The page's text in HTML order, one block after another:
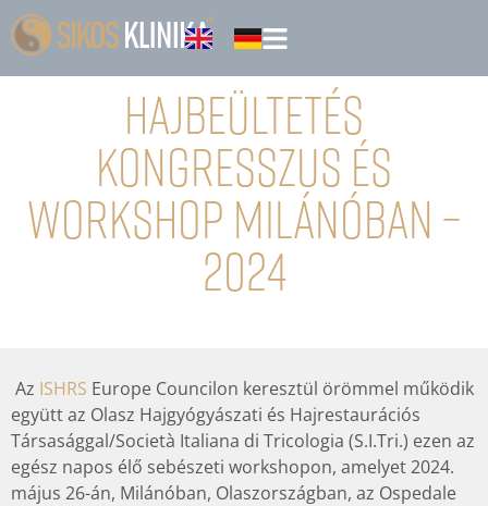
Hajbeültetés
kongresszus és
workshop Milánóban –
2024
Az ISHRS Europe Councilon keresztül örömmel működik
együtt az Olasz Hajgyógyászati és Hajrestaurációs
Társasággal/Società Italiana di Tricologia (S.I.Tri.) ezen az
egész napos élő sebészeti workshopon, amelyet 2024.
május 26-án, Milánóban, Olaszországban, az Ospedale